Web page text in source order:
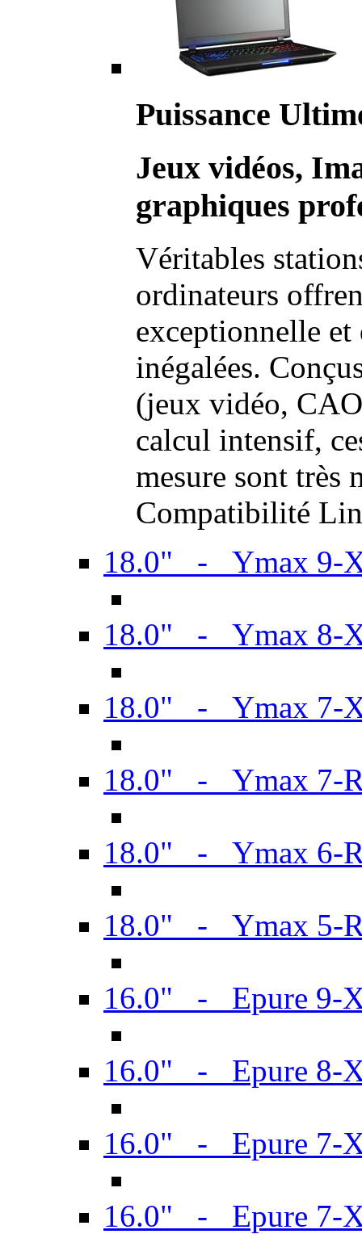
Puissance
Jeux vidéos,
graphiques
Véritables
ordinateurs
exceptionnelle et
inégalées.
(jeux vidéo,
calcul intensif,
mesure sont très
Compatibilité
18.0" - Ymax 9-
18.0" - Ymax 8-
18.0" - Ymax 7-
18.0" - Ymax 7-
18.0" - Ymax 6-
18.0" - Ymax 5-
16.0" - Epure 9-
16.0" - Epure 8-
16.0" - Epure 7-
16.0" - Epure 7-